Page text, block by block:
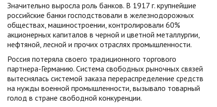
Значительно выросла роль банков. В 1917 г. крупнейшие
российские банки господствовали в железнодорожных
обществах, машиностроении, контролировали 60%
акционерных капиталов в черной и цветной металлургии,
нефтяной, лесной и прочих отраслях промышленности.
Россия потеряла своего традиционного торгового
партнера-Германию. Система свободных рыночных связей
вытеснялась системой заказа перераспределение средств
на нужды военной промышленности, вызывало товарный
голод в стране свободной конкуренции.